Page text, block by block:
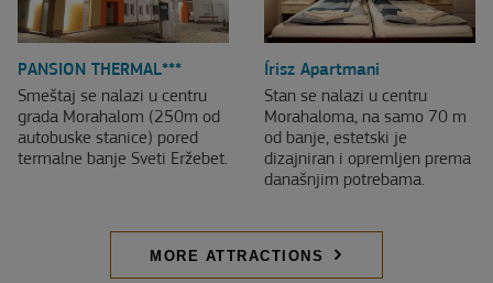
PANSION THERMAL***
Smeštaj se nalazi u centru
grada Morahalom (250m od
autobuske stanice) pored
termalne banje Sveti Eržebet.
Írisz Apartmani
Stan se nalazi u centru
Morahaloma, na samo 70 m
od banje, estetski je
dizajniran i opremljen prema
današnjim potrebama.
MORE ATTRACTIONS